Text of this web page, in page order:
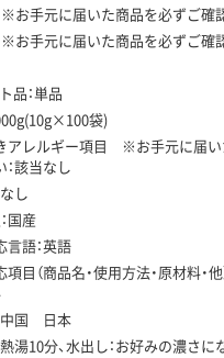
手元に届いた商品を必ずご確
手元に届いた商品を必ずご確
品：単品
袋)
アレルギー項目 ※お手元に届い
該当なし
し
国産
語：英語
目（商品名・使用方法・原材料・他
中国 日本
湯10分、水出し：お好みの濃さに